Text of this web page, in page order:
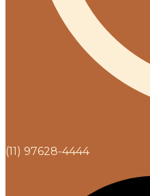
(11) 97628-4444